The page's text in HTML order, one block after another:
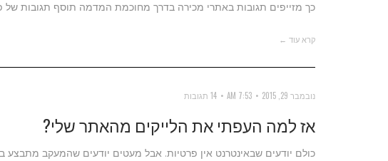
כך מזייפים תגובות באתרי מכירה בדרך מחוכמת המדמה תוסף תגובות של
קרא עוד ←
נובמבר 29, 2015 7:53 AM 14 תגובות
אז למה העפתי את הלייקים מהאתר שלי?
כולם יודעים שבאינטרנט אין פרטיות. אבל מעטים יודעים שהמעקב מתבצע